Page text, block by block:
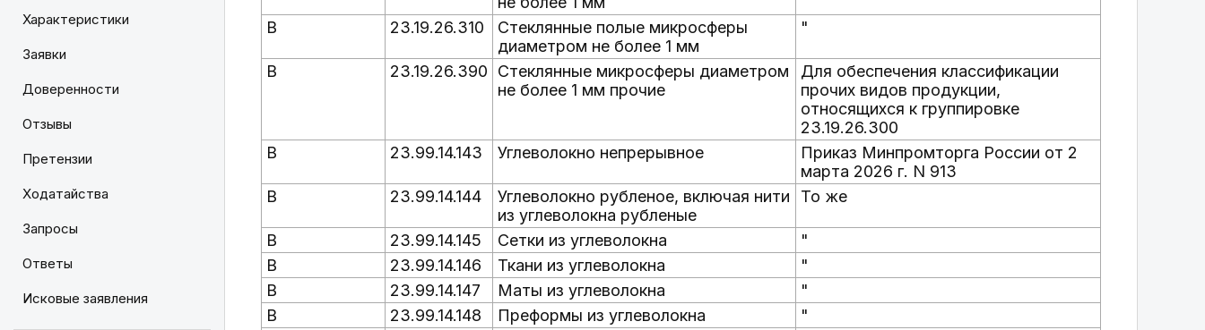
Характеристики
Заявки
Доверенности
Отзывы
Претензии
Ходатайства
Запросы
Ответы
Исковые заявления
В 23.19.26.310
Стеклянные полые микросферы
диаметром не более 1 мм
"
В 23.19.26.390
Стеклянные микросферы диаметром
не более 1 мм прочие
Для обеспечения классификации
прочих видов продукции,
относящихся к группировке
23.19.26.300
В
23.99.14.143 Углеволокно непрерывное
Приказ Минпромторга России от 2
марта 2026 г. N 913
В
23.99.14.144
Углеволокно рубленое, включая нити
из углеволокна рубленые
То же
В 23.99.14.145 Сетки из углеволокна
"
В
23.99.14.146 Ткани из углеволокна
"
В
23.99.14.147 Маты из углеволокна
"
В
23.99.14.148 Преформы из углеволокна
"